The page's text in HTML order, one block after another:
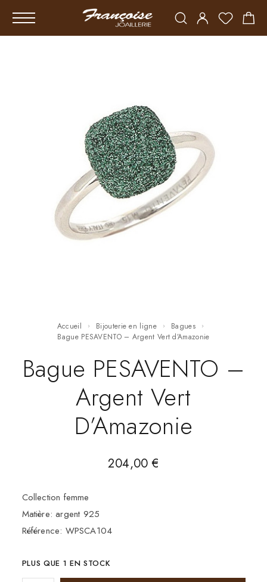
Accueil Bijouterie en ligne
Bagues
Bague PESAVENTO – Argent Vert d’Amazonie
Bague PESAVENTO –
Argent Vert
D’Amazonie
204,00€
Collection femme
Matière: argent 925
Référence: WPSCA104
PLUS QUE 1 EN STOCK